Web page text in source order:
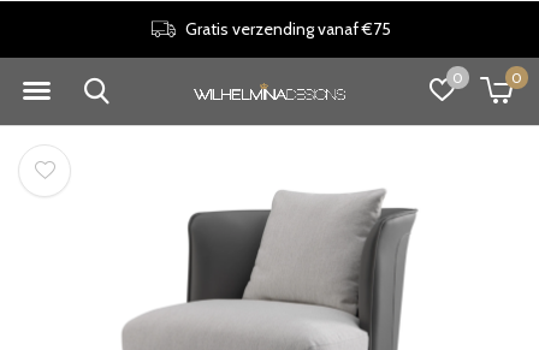
0 0
Gratis verzending vanaf €75